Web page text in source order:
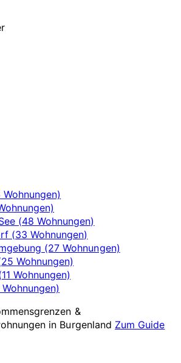
(48 Wohnungen)
(33 Wohnungen)
(27 Wohnungen)
Wohnungen)
Wohnungen)
&
in Burgenland Zum Guide